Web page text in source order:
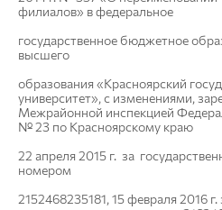
филиалов» в федеральное
государственное бюджетное
высшего
образования «Красноярский
университет», с изменениями,
Межрайонной инспекцией
№ 23 по Красноярскому краю
22 апреля 2015 г. за
номером
2152468235181, 15 февраля 2016